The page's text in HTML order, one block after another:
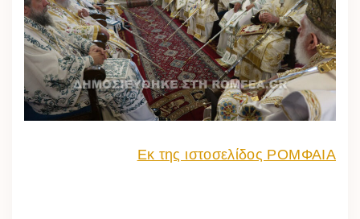
Εκ της ιστοσελίδος ΡΟΜΦΑΙΑ